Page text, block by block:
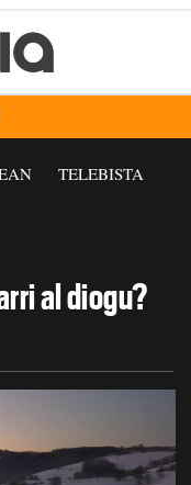
TELEBISTA
al diogu?